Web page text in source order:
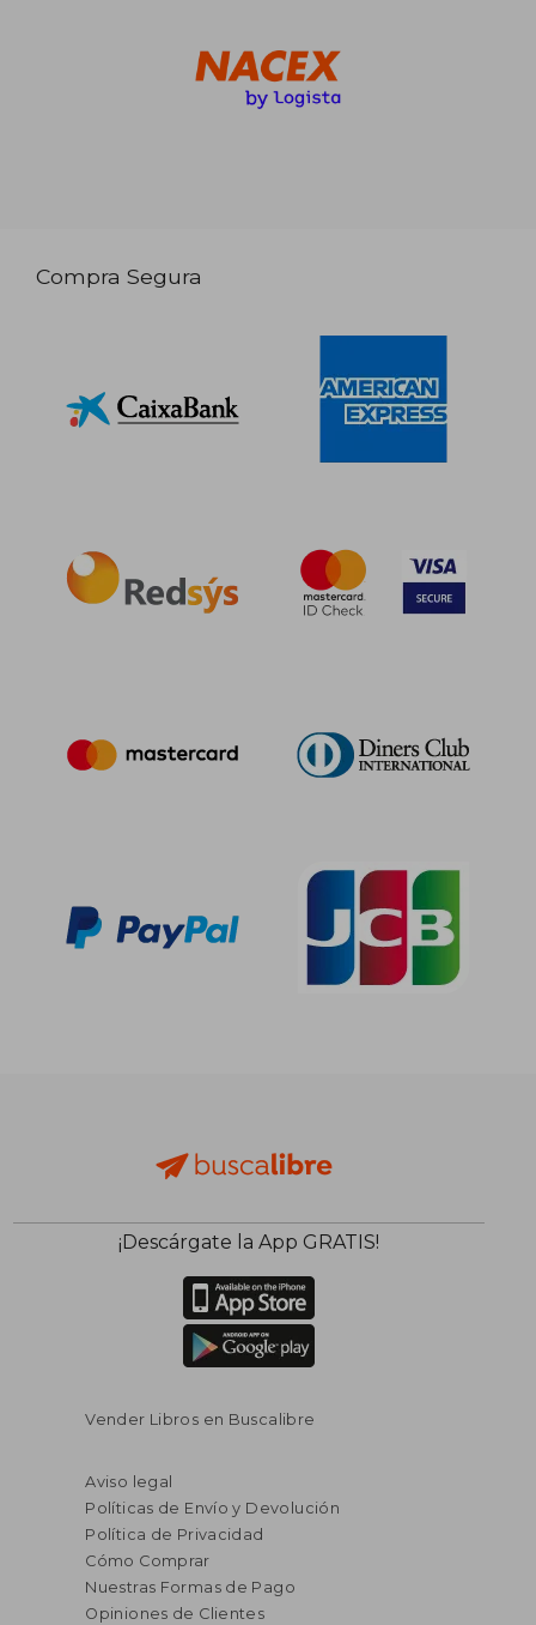
Compra Segura
¡Descárgate la App GRATIS!
Vender Libros en Buscalibre
Aviso legal
Políticas de Envío y Devolución
Política de Privacidad
Cómo Comprar
Nuestras Formas de Pago
Opiniones de Clientes